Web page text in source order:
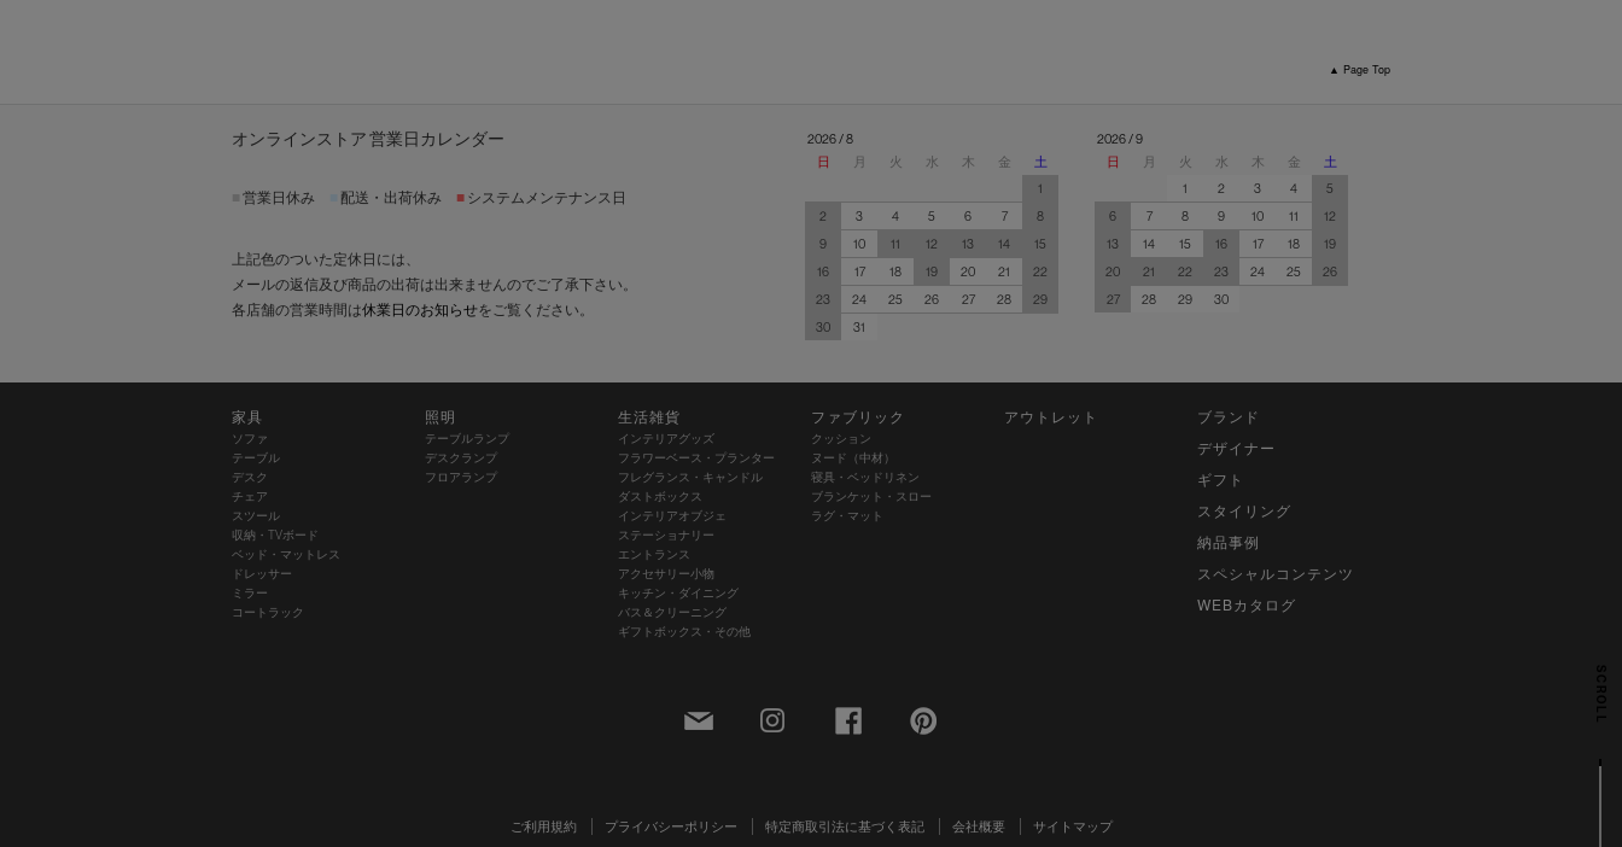
SCROLL
▲ Page Top
オンラインストア 営業日カレンダー
営業日休み 配送・出荷休み ■ システムメンテナンス日
上記色のついた定休日には、
メールの返信及び商品の出荷は出来ませんのでご了承下さい。
各店舗の営業時間は休業日のお知らせをご覧ください。
2026 / 8
日
月 火 水 木 金
土
1
2
3 4 5 6 7
8
9
10 11 12 13 14
15
16
17 18 19 20 21
22
23
24 25 26 27 28
29
30
31
2026 / 9
日
月 火 水 木 金
土
1
2 3 4
5
6
7 8 9 10 11
12
13
14 15 16 17 18
19
20
21 22 23 24 25
26
27
28 29 30
家具
ソファ
テーブル
デスク
チェア
スツール
収納・TVボード
ベッド・マットレス
ドレッサー
ミラー
コートラック
照明
テーブルランプ
デスクランプ
フロアランプ
生活雑貨
インテリアグッズ
フラワーベース・プランター
フレグランス・キャンドル
ダストボックス
インテリアオブジェ
ステーショナリー
エントランス
アクセサリー小物
キッチン・ダイニング
バス＆クリーニング
ギフトボックス・その他
ファブリック
クッション
ヌード（中材）
寝具・ベッドリネン
ブランケット・スロー
ラグ・マット
アウトレット
ブランド
デザイナー
ギフト
スタイリング
納品事例
スペシャルコンテンツ
WEBカタログ
ご利用規約 プライバシーポリシー 特定商取引法に基づく表記 会社概要 サイトマップ